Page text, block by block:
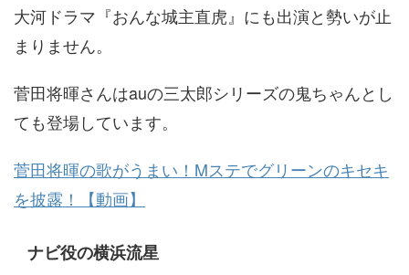
大河ドラマ『おんな城主直虎』にも出演と勢いが止
まりません。
菅田将暉さんはauの三太郎シリーズの鬼ちゃんとし
ても登場しています。
菅田将暉の歌がうまい！Mステでグリーンのキセキ
を披露！【動画】
ナビ役の横浜流星